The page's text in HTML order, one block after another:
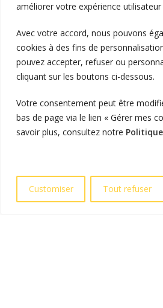
améliorer votre expérience utilisateur
Avec votre accord, nous pouvons
cookies à des fins de
pouvez accepter, refuser ou
cliquant sur les boutons ci-dessous.
Votre consentement peut être
bas de page via le lien « Gérer mes
savoir plus, consultez notre
Customiser Tout refuser
INSTALLER DES BORNES
Supermarchés et commerces
Logistique et transport
RECHARGER
En itinérance